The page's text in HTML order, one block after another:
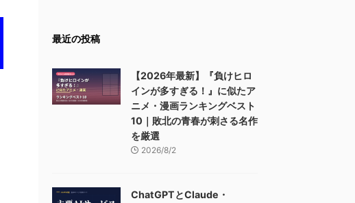
最近の投稿
【2026年最新】『負けヒロ
インが多すぎる！』に似たア
ニメ・漫画ランキングベスト
10｜敗北の青春が刺さる名作
を厳選
2026/8/2
ChatGPTとClaude・